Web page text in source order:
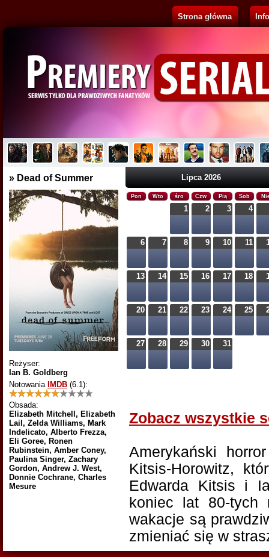
Strona główna
Pluribus
Brak opisu...
» Dead of Summer
Reżyser:
Ian B. Goldberg
Notowania IMDB (6.1):
Obsada:
Elizabeth Mitchell, Elizabeth
Lail, Zelda Williams, Mark
Indelicato, Alberto Frezza,
Eli Goree, Ronen
Rubinstein, Amber Coney,
Paulina Singer, Zachary
Gordon, Andrew J. West,
Donnie Cochrane, Charles
Mesure
Lipca 2026
Pon Wto śro Czw Pią Sob
1 2 3 4
6 7 8 9 10 11
13 14 15 16 17 18
20 21 22 23 24 25
27 28 29 30 31
Zobacz wszystkie
Amerykański
Kitsis-Horowitz,
Edwarda Kitsis i
koniec lat 80-tych
wakacje są
zmieniać się w